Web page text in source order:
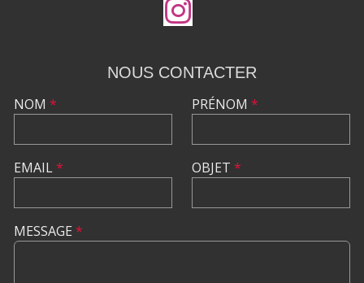
NOUS CONTACTER
NOM *
EMAIL*
PRÉNOM *
OBJET *
MESSAGE *